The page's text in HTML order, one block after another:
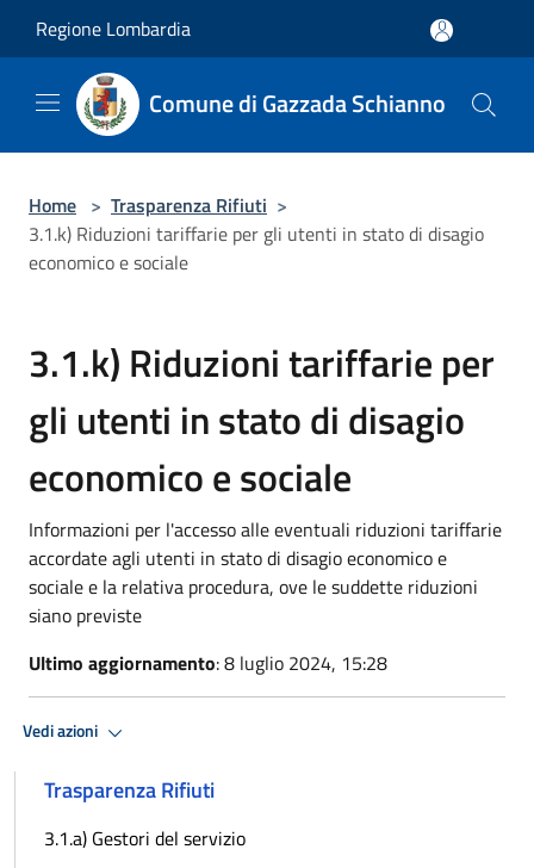
Regione Lombardia
Comune di Gazzada Schianno
Home > Trasparenza Rifiuti >
3.1.k) Riduzioni tariffarie per gli utenti in stato di disagio
economico e sociale
3.1.k) Riduzioni tariffarie per
gli utenti in stato di disagio
economico e sociale
Informazioni per l'accesso alle eventuali riduzioni tariffarie
accordate agli utenti in stato di disagio economico e
sociale e la relativa procedura, ove le suddette riduzioni
siano previste
Ultimo aggiornamento: 8 luglio 2024, 15:28
Vedi azioni
Trasparenza Rifiuti
3.1.a) Gestori del servizio